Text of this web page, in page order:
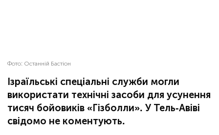
Фото: Останній Бастіон
Ізраїльські спеціальні служби могли
використати технічні засоби для усунення
тисяч бойовиків «Гізболли». У Тель-Авіві
свідомо не коментують.